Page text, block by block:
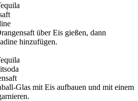
über Eis gießen, dann
hinzufügen.
Glas mit Eis aufbauen und mit einem